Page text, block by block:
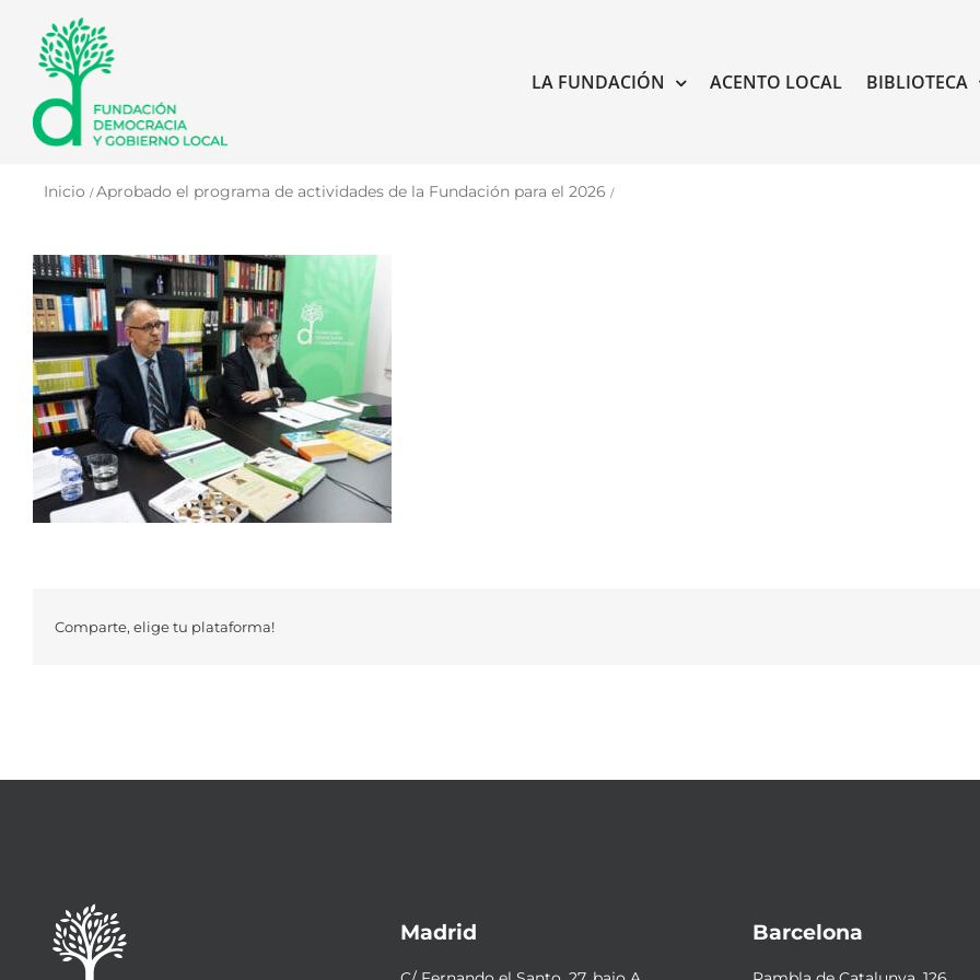
contenido
LA FUNDACIÓN ACENTO LOCAL BIBLIOTECA
Inicio Aprobado el programa de actividades de la Fundación para el 2026
Comparte, elige tu plataforma!
Madrid Barcelona